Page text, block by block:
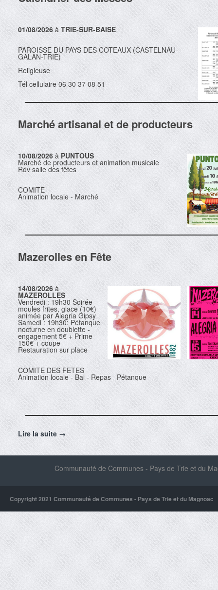
01/08/2026 àTRIE-SUR-BAISE
PAROISSE DU PAYS DES COTEAUX (CASTELNAU-
GALAN-TRIE)
Religieuse
Tél cellulaire 06 30 37 08 51
Marché artisanal et de producteurs
10/08/2026 à PUNTOUS
Marché de producteurs et animation musicale
Rdv salle des fêtes
COMITE
Animation locale - Marché
Mazerolles en Fête
14/08/2026 à
MAZEROLLES
Vendredi : 19h30 Soirée
moules frites, glace (10€)
animée par Alegria Gipsy
Samedi : 19h30: Pétanque
nocturne en doublette -
engagement 5€ + Prime
150€ + coupe
Restauration sur place
COMITE DES FETES
Animation locale - Bal - Repas Pétanque
Lire la suite →
Communauté de Communes - Pays de Trie et du
Copyright 2021 Communauté de Communes - Pays de Trie et du Magnoac